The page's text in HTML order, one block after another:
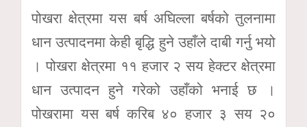
पोखरा क्षेत्रमा यस बर्ष अघिल्ला बर्षको तुलनामा
धान उत्पादनमा केही बृद्धि हुने उहाँले दाबी गर्नु भयो
। पोखरा क्षेत्रमा ११ हजार २ सय हेक्टर क्षेत्रमा
धान उत्पादन हुने गरेको उहाँको भनाई छ ।
पोखरामा यस बर्ष करिब ४० हजार ३ सय २०